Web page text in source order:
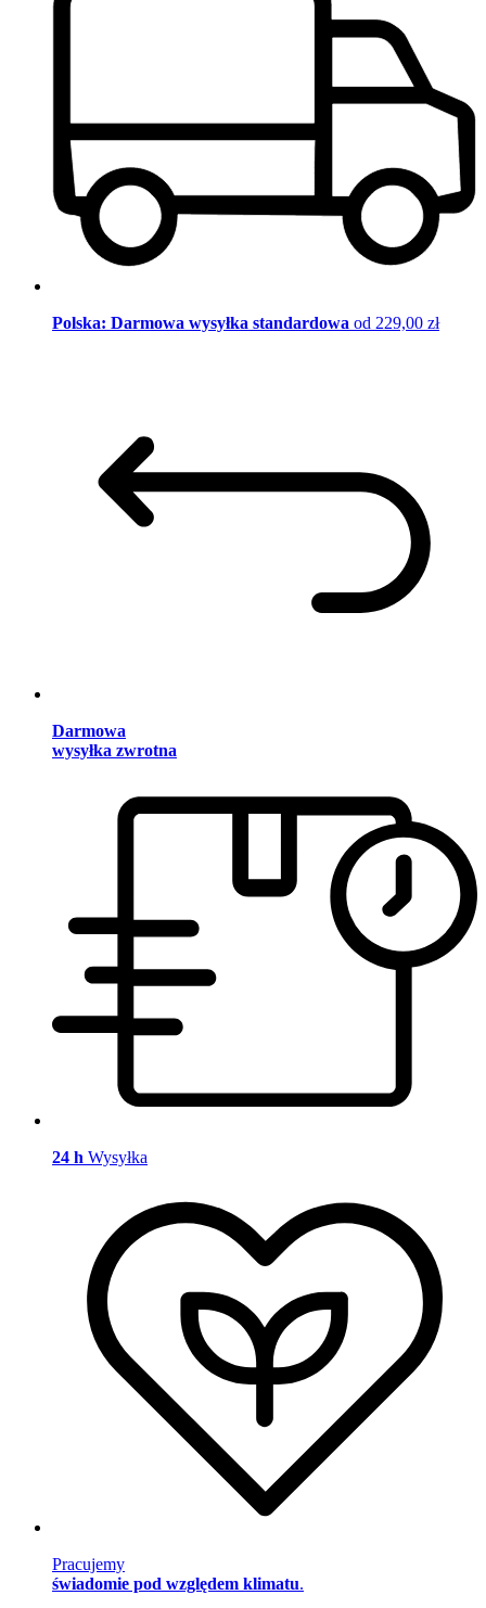
Polska: Darmowa wysyłka standardowa od 229,00 zł
Darmowa
wysyłka zwrotna
24 h Wysyłka
Pracujemy
świadomie pod względem klimatu.